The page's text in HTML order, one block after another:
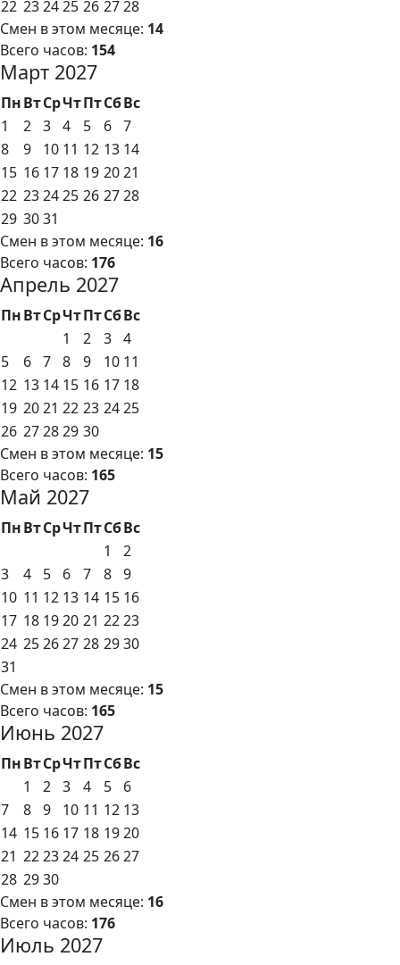
22 232425 26 2728
Смен в этом месяце: 14
Всего часов: 154
Март 2027
ПнВтСрЧтПтСбВс
1
2 3 4 5 6 7
8
9 10 11 12 13 14
15 16 17 18 19 2021
22 232425 26 2728
29 3031
Смен в этом месяце: 16
Всего часов: 176
Апрель 2027
ПнВтСрЧтПтСбВс
1
2 3 4
5
6 7 8 9 10 11
12 13 14 15 16 17 18
19 2021 22 23 2425
26 272829 30
Смен в этом месяце: 15
Всего часов: 165
Май 2027
ПнВтСрЧтПтСбВс
1
2
3
4 5 6 7 8 9
10 11 12 13 14 15 16
17 18 1920 21 2223
24 252627 28 2930
31
Смен в этом месяце: 15
Всего часов: 165
Июнь 2027
ПнВтСрЧтПтСбВс
1
2 3 4 5
6
7
8 9 10 11 12 13
14 15 16 17 18 1920
21 222324 25 2627
28 2930
Смен в этом месяце: 16
Всего часов: 176
Июль 2027